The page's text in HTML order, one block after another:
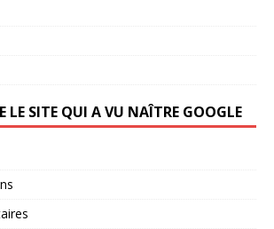
LE SITE QUI A VU NAÎTRE GOOGLE